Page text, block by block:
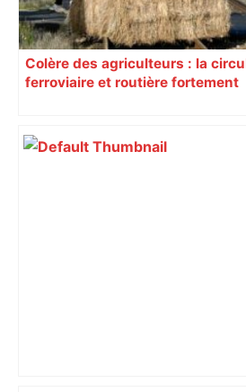
Colère des agriculteurs : la
ferroviaire et routière fortement